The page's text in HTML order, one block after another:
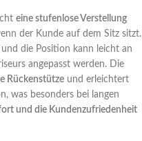
eine stufenlose Verstellung
der Kunde auf dem Sitz sitzt.
und die Position kann leicht an
angepasst werden. Die
Rückenstütze und erleichtert
was besonders bei langen
und die Kundenzufriedenheit